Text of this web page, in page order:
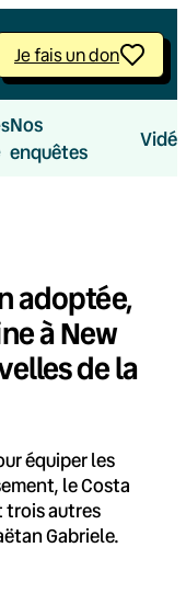
Je fais un don
Nos
enquêtes
adoptée,
à New
de la
équiper les
le Costa
trois autres
Gabriele.